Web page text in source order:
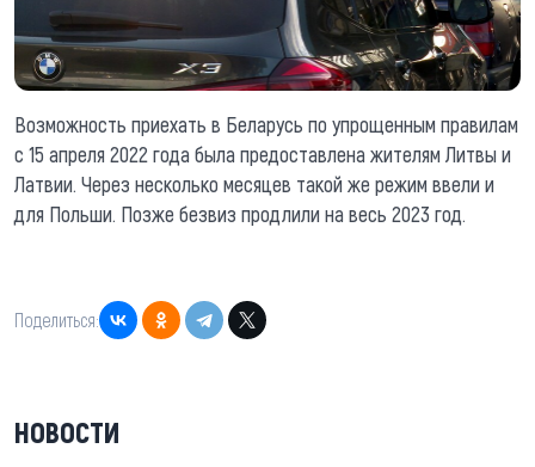
Возможность приехать в Беларусь по упрощенным правилам
с 15 апреля 2022 года была предоставлена жителям Литвы и
Латвии. Через несколько месяцев такой же режим ввели и
для Польши. Позже безвиз продлили на весь 2023 год.
Поделиться:
НОВОСТИ